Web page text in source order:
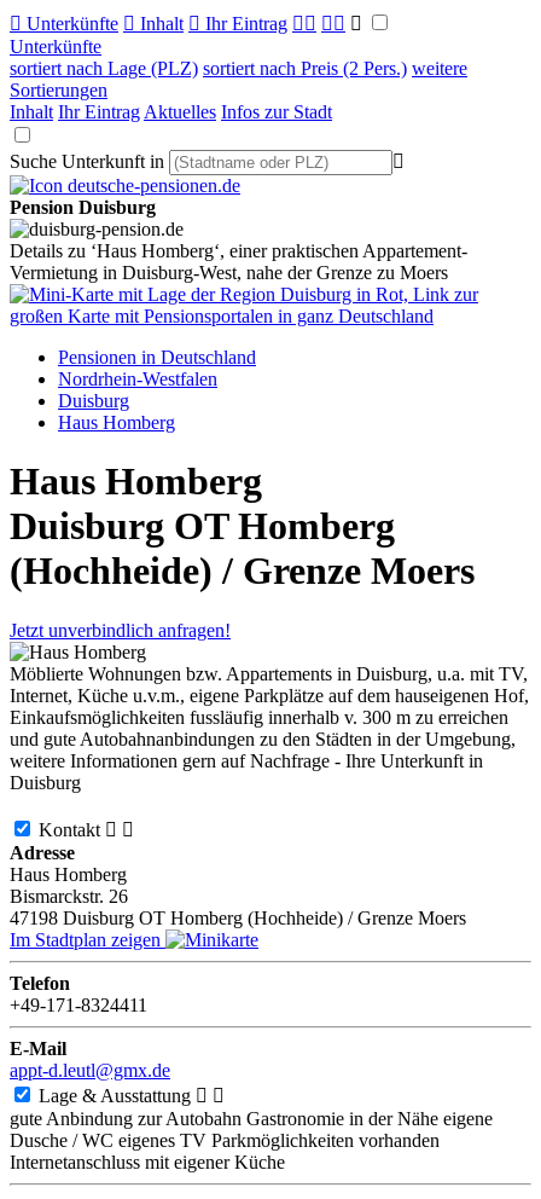
 Unterkünfte  Inhalt  Ihr Eintrag   
Unterkünfte
sortiert nach Lage (PLZ) sortiert nach Preis (2 Pers.) weitere
Sortierungen
Inhalt Ihr Eintrag Aktuelles Infos zur Stadt
Suche Unterkunft in 
Pension Duisburg
Details zu ‘Haus Homberg‘, einer praktischen Appartement-
Vermietung in Duisburg-West, nahe der Grenze zu Moers
Pensionen in Deutschland
Nordrhein-Westfalen
Duisburg
Haus Homberg
Haus Homberg
Duisburg OT Homberg
(Hochheide) / Grenze Moers
Jetzt unverbindlich anfragen!
Möblierte Wohnungen bzw. Appartements in Duisburg, u.a. mit TV,
Internet, Küche u.v.m., eigene Parkplätze auf dem hauseigenen Hof,
Einkaufsmöglichkeiten fussläufig innerhalb v. 300 m zu erreichen
und gute Autobahnanbindungen zu den Städten in der Umgebung,
weitere Informationen gern auf Nachfrage - Ihre Unterkunft in
Duisburg
Kontakt  
Adresse
Haus Homberg
Bismarckstr. 26
47198 Duisburg OT Homberg (Hochheide) / Grenze Moers
Im Stadtplan zeigen
Telefon
+49-171-8324411
E-Mail
appt-d.leutl@gmx.de
Lage & Ausstattung  
gute Anbindung zur Autobahn Gastronomie in der Nähe eigene
Dusche / WC eigenes TV Parkmöglichkeiten vorhanden
Internetanschluss mit eigener Küche